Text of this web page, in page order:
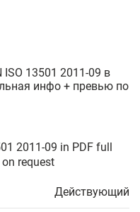
13501 2011-09 в
инфо + превью по
2011-09 in PDF full
request
Действующий